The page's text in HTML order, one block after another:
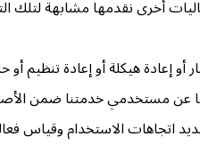
أخرى نقدمها مشابهة
أو إعادة هيكلة أو إعادة
عن مستخدمي خدمتنا ضمن
الاستخدام وقياس